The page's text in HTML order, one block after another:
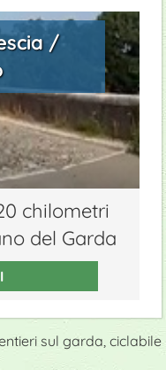
/
chilometri
del Garda
sul garda, ciclabile